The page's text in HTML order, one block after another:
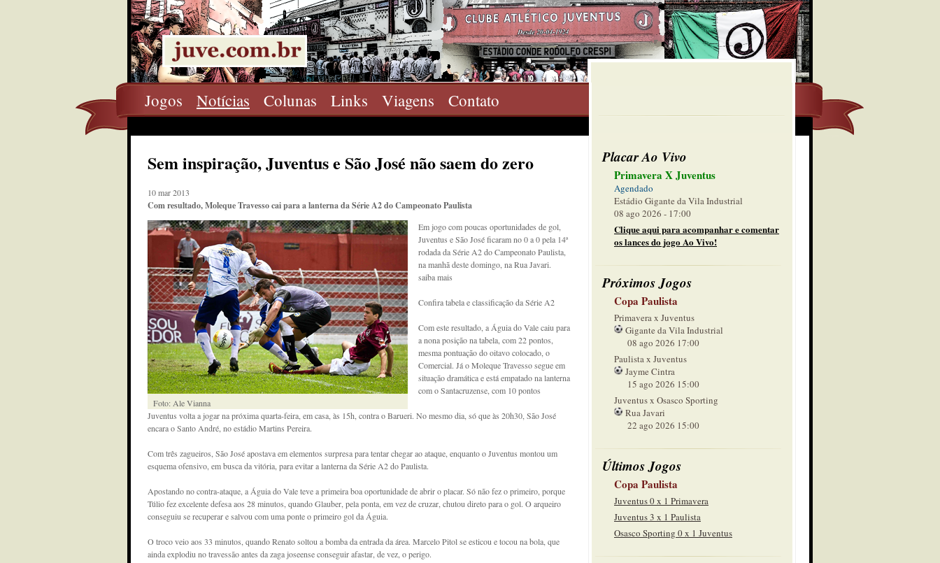
Jogos Notícias Colunas Links Viagens Contato
Placar Ao Vivo
Primavera X Juventus
Agendado
Estádio Gigante da Vila Industrial
08 ago 2026 - 17:00
Clique aqui para acompanhar e comentar
os lances do jogo Ao Vivo!
Próximos Jogos
Copa Paulista
Primavera x Juventus
Gigante da Vila Industrial
08 ago 2026 17:00
Paulista x Juventus
Jayme Cintra
15 ago 2026 15:00
Juventus x Osasco Sporting
Rua Javari
22 ago 2026 15:00
Últimos Jogos
Copa Paulista
Juventus 0 x 1 Primavera
Juventus 3 x 1 Paulista
Osasco Sporting 0 x 1 Juventus
Sem inspiração, Juventus e São José não saem do zero
10 mar 2013
Com resultado, Moleque Travesso cai para a lanterna da Série A2 do Campeonato Paulista
Foto: Ale Vianna
Em jogo com poucas oportunidades de gol,
Juventus e São José ficaram no 0 a 0 pela 14ª
rodada da Série A2 do Campeonato Paulista,
na manhã deste domingo, na Rua Javari.
saiba mais
Confira tabela e classificação da Série A2
Com este resultado, a Águia do Vale caiu para
a nona posição na tabela, com 22 pontos,
mesma pontuação do oitavo colocado, o
Comercial. Já o Moleque Travesso segue em
situação dramática e está empatado na lanterna
com o Santacruzense, com 10 pontos
Juventus volta a jogar na próxima quarta-feira, em casa, às 15h, contra o Barueri. No mesmo dia, só que às 20h30, São José
encara o Santo André, no estádio Martins Pereira.
Com três zagueiros, São José apostava em elementos surpresa para tentar chegar ao ataque, enquanto o Juventus montou um
esquema ofensivo, em busca da vitória, para evitar a lanterna da Série A2 do Paulista.
Apostando no contra-ataque, a Águia do Vale teve a primeira boa oportunidade de abrir o placar. Só não fez o primeiro, porque
Túlio fez excelente defesa aos 28 minutos, quando Glauber, pela ponta, em vez de cruzar, chutou direto para o gol. O arqueiro
conseguiu se recuperar e salvou com uma ponte o primeiro gol da Águia.
O troco veio aos 33 minutos, quando Renato soltou a bomba da entrada da área. Marcelo Pitol se esticou e tocou na bola, que
ainda explodiu no travessão antes da zaga joseense conseguir afastar, de vez, o perigo.